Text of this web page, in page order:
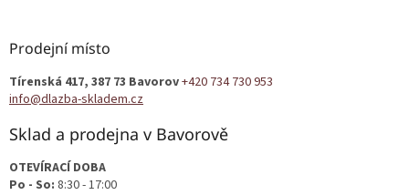
Prodejní místo
Tírenská 417, 387 73 Bavorov+420 734 730 953
info@dlazba-skladem.cz
Sklad a prodejna v Bavorově
OTEVÍRACÍ DOBA
Po - So: 8:30 - 17:00